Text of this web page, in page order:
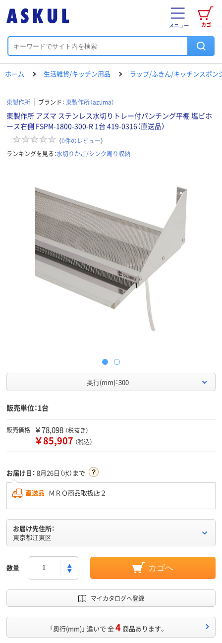
カゴ
メニュー
ホーム 生活雑貨/キッチン用品 ラップ/ふきん/キッチンスポン
東製作所 ブランド： 東製作所（azuma）
東製作所 アズマ ステンレス水切りトレー付パンチング平棚 塩ビホ
ース右側 FSPM-1800-300-R 1台 419-0316（直送品）
（0件のレビュー）
ランキングを見る：水切りかご/シンク周り収納
奥行(mm)：300
販売単位：1台
販売価格 ￥78,098 （税抜き）
￥85,907 （税込）
お届け日： 8月26日（水）まで
直送品 ＭＲＯ商品取扱店２
お届け先住所：
東京都江東区
数量 カゴへ
マイカタログへ登録
「奥行(mm)」 違いで 全4 商品あります。